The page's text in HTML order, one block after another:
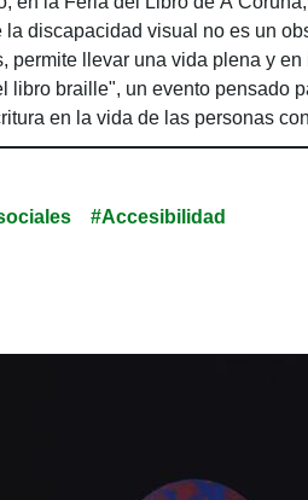
la discapacidad visual no es un
permite llevar una vida plena y
libro braille", un evento pensado
en la vida de las personas
#Accesibilidad